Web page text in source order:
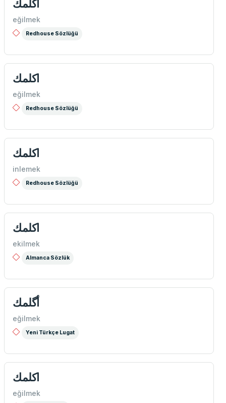
اكلمك
eğilmek
Redhouse Sözlüğü
اكلمك
eğilmek
Redhouse Sözlüğü
اكلمك
inlemek
Redhouse Sözlüğü
اكلمك
ekilmek
Almanca Sözlük
أگلمك
eğilmek
Yeni Türkçe Lugat
اكلمك
eğilmek